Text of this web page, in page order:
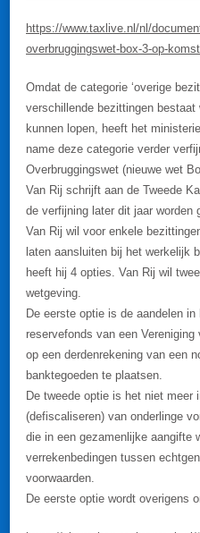
https://www.taxlive.nl/nl/
overbruggingswet-box-3-op-
Omdat de categorie ‘overige
verschillende bezittingen
kunnen lopen, heeft het
name deze categorie verder
Overbruggingswet (nieuwe wet
Van Rij schrijft aan de Tweede
de verfijning later dit jaar worden
Van Rij wil voor enkele
laten aansluiten bij het werkelijk
heeft hij 4 opties. Van Rij wil
wetgeving.
De eerste optie is de aandelen
reservefonds van een
op een derdenrekening van een
banktegoeden te plaatsen.
De tweede optie is het niet meer
(defiscaliseren) van onderlinge
die in een gezamenlijke aangifte
verrekenbedingen tussen
voorwaarden.
De eerste optie wordt overigens